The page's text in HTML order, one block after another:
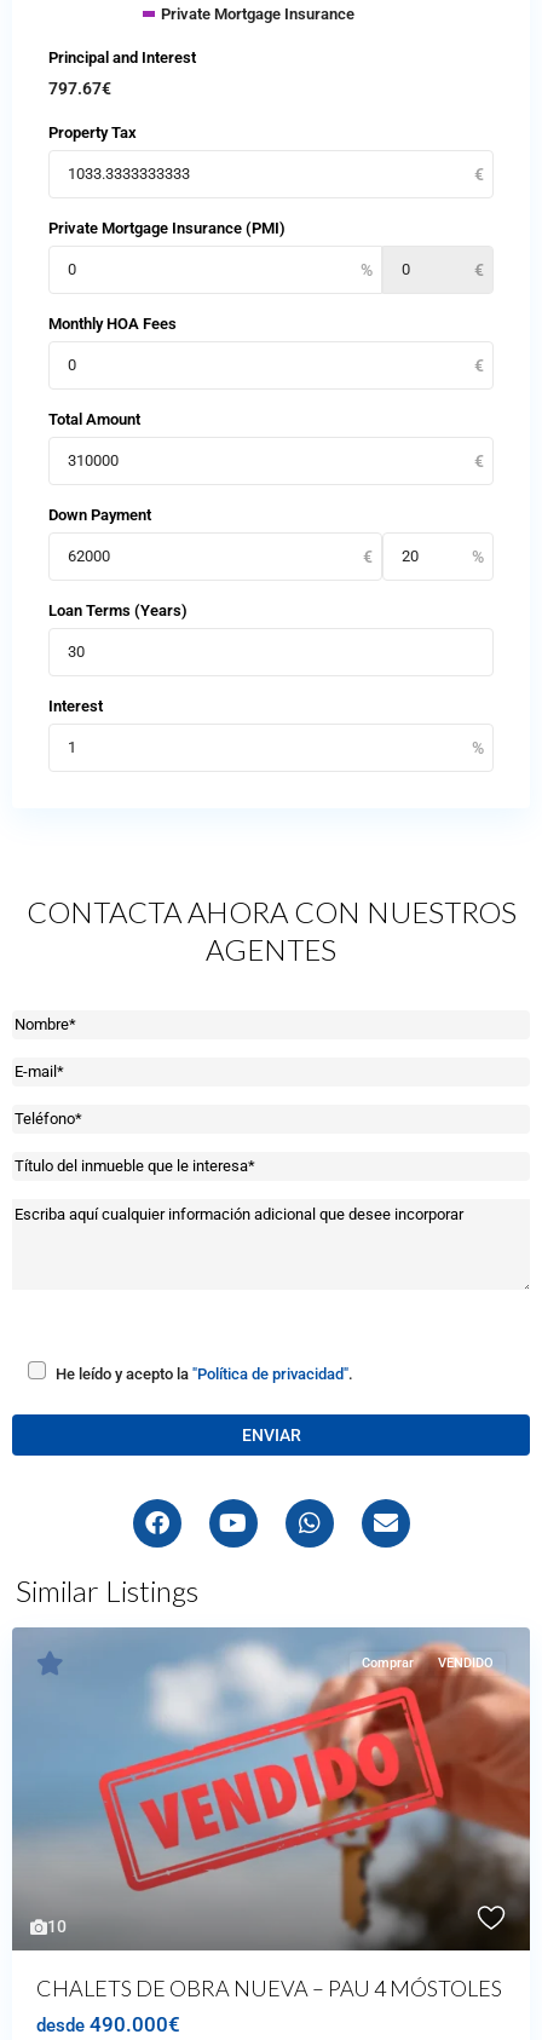
Private Mortgage Insurance
Principal and Interest
797.67€
Property Tax
Private Mortgage Insurance (PMI)
Monthly HOA Fees
Total Amount
Down Payment
Loan Terms (Years)
Interest
CONTACTA AHORA CON NUESTROS
AGENTES
He leído y acepto la "Política de privacidad".
Similar Listings
10
Comprar VENDIDO
CHALETS DE OBRA NUEVA – PAU 4 MÓSTOLES
desde 490.000€